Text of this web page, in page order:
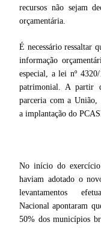
recursos não sejam
orçamentária.
É necessário ressaltar
informação
especial, a lei nº
patrimonial. A partir
parceria com a
a implantação do
No início do
haviam adotado o
levantamentos
Nacional apontaram
50% dos municípios